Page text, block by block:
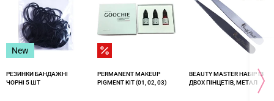
New
РЕЗИНКИ БАНДАЖНІ
ЧОРНІ 5 ШТ
PERMANENT MAKEUP
PIGMENT KIT (01, 02, 03)
BEAUTY MASTER НАБІР ІЗ
ДВОХ ПІНЦЕТІВ, МЕТАЛ